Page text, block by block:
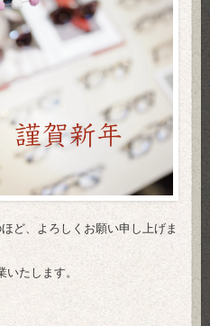
ど、よろしくお願い申し上げま
たします。